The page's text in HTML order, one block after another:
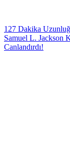
127 Dakika
Samuel L. Jackson
Canlandırdı!